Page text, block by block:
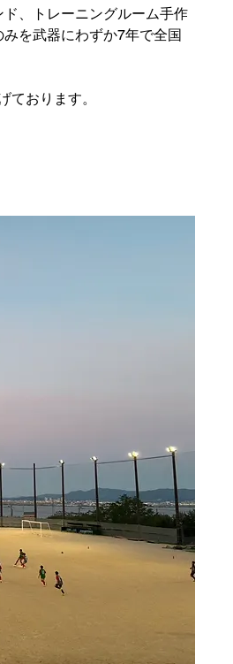
、トレーニングルーム手作
を武器にわずか7年で全国
ております。